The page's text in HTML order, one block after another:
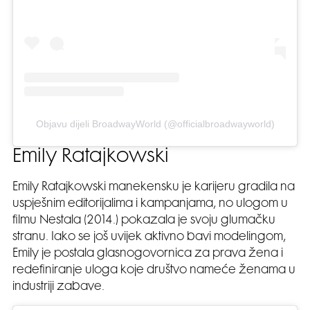
Objavu dijeli BroadwayWorld (@officialbroadwayworld)
Emily Ratajkowski
Emily Ratajkowski manekensku je karijeru gradila na
uspješnim editorijalima i kampanjama, no ulogom u
filmu Nestala (2014.) pokazala je svoju glumačku
stranu. Iako se još uvijek aktivno bavi modelingom,
Emily je postala glasnogovornica za prava žena i
redefiniranje uloga koje društvo nameće ženama u
industriji zabave.